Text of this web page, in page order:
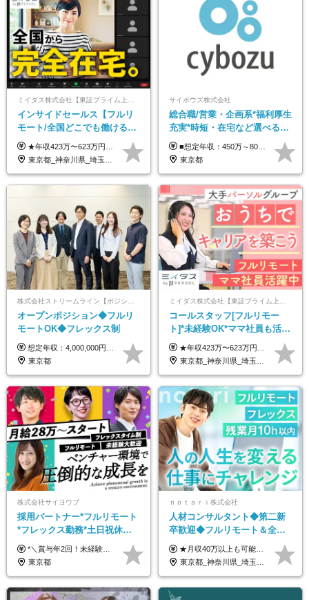
インサイドセールス【フルリ
モート/全国どこでも働ける】
未経験OK*土日祝休み*残業少
なめ*在宅勤務手当あり
★年収423万〜623万円のモデルあり（想定時間外手当10時間分含む） ★半年に一度ドカンと支給のボーナスあり（半年に1度最大150万円） 月給25万円〜＋各種手当＋インセンティブ ＊リモートワーク手当（4000円/月） ＊リモートワーク一時金（1万5000円） ＊残業手当全額支給 ※経験・スキルにより月給を決定します ※試用期間：2ヵ月あり。期間中の雇用形態・給与・待遇に変更はありません 《頑張りはインセンティブとして還元！》 当社は5段階の評価制度を導入。 半期に1回の評価で最高ランク（5点）を獲得したメンバーには、 150万円のインセンティブを支給！ これが半年に一度のインセンティブとして支給されるため、 成果を出した分だけまとまった収入を得られる仕組みです。 【固定残業代について】 なし（残業代は、実際の労働時間に応じて別途全額支給）
東京都_神奈川県_埼玉県_千葉県_大阪府_愛知県_北海道_青森県_岩手県_宮城県_秋田県_山形県_福島県_茨城県_栃木県_群馬県_新潟県_山梨県_長野県_富山県_石川県_福井県_静岡県_岐阜県_三重県_兵庫県_京都府_滋賀県_奈良県_和歌山県_広島県_岡山県_鳥取県_島根県_山口県_徳島県_香川県_愛媛県_高知県_福岡県_熊本県_佐賀県_長崎県_大分県_宮崎県_鹿児島県_沖縄県
サイボウズ株式会社
総合職/営業・企画系*福利厚生
充実*時短・在宅など選べる働
き方*賞与年2回
■想定年収：450万～800万円（基本給12ヶ月分＋賞与2ヶ月分） ※上記想定年収はフルタイムの働き方を想定しています。 それ以外の働き方（勤務日数、時短、固定残業時間数の変更など）の場合 上記想定年収の支給を確約するものではありません ※賞与は全社の業績に応じて変動の可能性があります ※ご経験・スキルを考慮のうえ、当社規定により優遇します （試用期間3ヶ月有/給与・待遇に差異なし） ■昇給年1回 ■賞与年2回（2月・8月）
東京都
オープンポジション◆フルリ
モートOK◆フレックス制
想定年収：4,000,000円 ～ 8,000,000円 月給：288,000円 ～ 570,000円 ※ご経験・能力に応じて決定いたします。 ※上記額にはみなし残業代を含みます。 ※超過分は全額支給いたします。 ※みなし残業代 45,000円 ～ 89,050円／月 ※みなし残業時間 20時間／月 ※試用期間：3ヶ月（試用期間中の待遇に差異はありません） 【固定残業代について】 固定残業20時間分（45,000円～89,050円）を含む ※超過分は別途全額支給
東京都
コールスタッフ[フルリモー
ト]*未経験OK*ママ社員も活躍
中*ブランクOK*全国どこでも
働ける
★年収423万〜623万円のモデルあり（想定時間外手当10時間分含む） ★半年に一度ドカンと支給のボーナスあり（半年に1度最大150万円） 月給25万円〜＋各種手当＋インセンティブ ＊リモートワーク手当（4000円/月） ＊リモートワーク一時金（1万5000円） ＊残業手当全額支給 ※経験・スキルにより月給を決定します ※試用期間：2ヵ月あり。期間中の雇用形態・給与・待遇に変更はありません 《頑張りはインセンティブとして還元！》 当社は5段階の評価制度を導入。 半期に1回の評価で最高ランク（5点）を獲得したメンバーには、 150万円のインセンティブを支給！ これが半年に一度のインセンティブとして支給されるため、 成果を出した分だけまとまった収入を得られる仕組みです。 【固定残業代について】 なし（残業代は、実際の労働時間に応じて別途全額支給）
東京都_神奈川県_埼玉県_千葉県_大阪府_愛知県_北海道_青森県_岩手県_宮城県_秋田県_山形県_福島県_茨城県_栃木県_群馬県_新潟県_山梨県_長野県_富山県_石川県_福井県_静岡県_岐阜県_三重県_兵庫県_京都府_滋賀県_奈良県_和歌山県_広島県_岡山県_鳥取県_島根県_山口県_徳島県_香川県_愛媛県_高知県_福岡県_熊本県_佐賀県_長崎県_大分県_宮崎県_鹿児島県_沖縄県
株式会社サイヨウブ
採用パートナー*フルリモート
*フレックス勤務*土日祝休み*
月給28万円～*産育休取得実績
あり*年間休日120日
*＼賞与年2回！未経験から月給28万円スタート／* ★昇給年12回あり！随時昇給のチャンス ◆月給28万～40万円＋賞与年2回＋各種インセンティブ ※経験・スキルを考慮の上、決定します ※試用期間6ヶ月間あり（期間中は月給26万円～になります。その他待遇等に差異はありません） ※月給には月35時間分の固定残業代含む（月5万4800円/超過分別途支給） ※ほとんどのメンバーが残業ゼロです！フレックスタイム制のため、自分の生活に合わせて調整できます。 ＼希望性で土曜日出勤あり／ お客様より「土曜日に応募者の対応をしてほしい」という ご要望を受けた際に、応募者対応⇒求職者との メッセージのやり取りなど、対応が発生する場合があります。 ※土曜日に出勤いただく場合は ・2時間稼働：4500円 ・4時間稼働：9000円 の給与が発生。勤務時間が4時間超えることは原則ありません。 短期間で高い給与をGETできるチャンスです♪
東京都
ｎｏｔａｒｉ株式会社
人材コンサルタント◆第二新
卒歓迎◆フルリモート＆全国
から勤務OK◆残業月10h以内
◆フレックス制
★月収40万以上も可能！ ★能力・スキル・経験を考慮した年収額を設定します ★年功序列ではなく、チャレンジを評価して給与に反映！ ■月給20万円～40万円＋決算賞与 ※経験・スキルを考慮のうえ決定します ※給与にはみなし残業代40時間分を含む。そのほか詳細に関しては別途面接時にご説明します ※試用期間3ヵ月あり。期間中の雇用形態・条件などに差異はありません
東京都_神奈川県_埼玉県_千葉県_大阪府_愛知県_北海道_青森県_岩手県_宮城県_秋田県_山形県_福島県_茨城県_栃木県_群馬県_新潟県_山梨県_長野県_富山県_石川県_福井県_静岡県_岐阜県_三重県_兵庫県_京都府_滋賀県_奈良県_和歌山県_広島県_岡山県_鳥取県_島根県_山口県_徳島県_香川県_愛媛県_高知県_福岡県_熊本県_佐賀県_長崎県_大分県_宮崎県_鹿児島県_沖縄県